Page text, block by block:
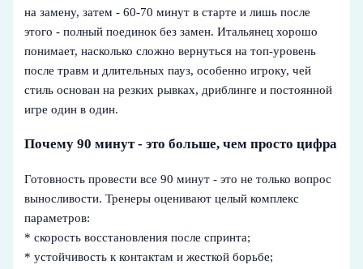
на замену, затем - 60-70 минут в старте и лишь после
этого - полный поединок без замен. Итальянец хорошо
понимает, насколько сложно вернуться на топ-уровень
после травм и длительных пауз, особенно игроку, чей
стиль основан на резких рывках, дриблинге и постоянной
игре один в один.
Почему 90 минут - это больше, чем просто цифра
Готовность провести все 90 минут - это не только вопрос
выносливости. Тренеры оценивают целый комплекс
параметров:
* скорость восстановления после спринта;
* устойчивость к контактам и жесткой борьбе;